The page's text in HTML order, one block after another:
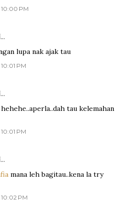
10:00 PM
lupa nak ajak tau
PM
hehehe..aperla..dah tau kelemahan
PM
mana leh bagitau..kena la try
PM